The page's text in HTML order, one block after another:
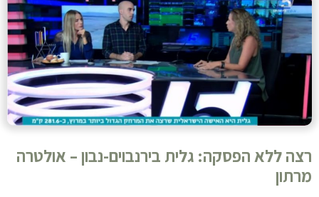
רצה ללא הפסקה: גלית בירנבוים-נבון – אולטרה
מרתון